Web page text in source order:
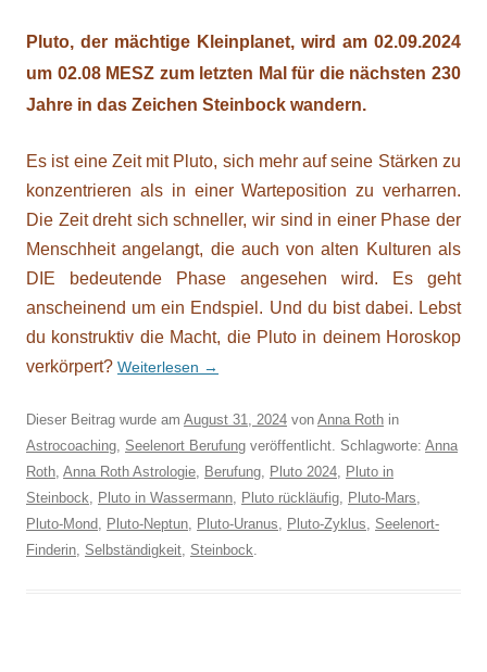
Pluto, der mächtige Kleinplanet, wird am 02.09.2024
um 02.08 MESZ zum letzten Mal für die nächsten 230
Jahre in das Zeichen Steinbock wandern.
Es ist eine Zeit mit Pluto, sich mehr auf seine Stärken zu
konzentrieren als in einer Warteposition zu verharren.
Die Zeit dreht sich schneller, wir sind in einer Phase der
Menschheit angelangt, die auch von alten Kulturen als
DIE bedeutende Phase angesehen wird. Es geht
anscheinend um ein Endspiel. Und du bist dabei. Lebst
du konstruktiv die Macht, die Pluto in deinem Horoskop
verkörpert? Weiterlesen →
Dieser Beitrag wurde am August 31, 2024 von Anna Roth in
Astrocoaching, Seelenort Berufung veröffentlicht. Schlagworte: Anna
Roth, Anna Roth Astrologie, Berufung, Pluto 2024, Pluto in
Steinbock, Pluto in Wassermann, Pluto rückläufig, Pluto-Mars,
Pluto-Mond, Pluto-Neptun, Pluto-Uranus, Pluto-Zyklus, Seelenort-
Finderin, Selbständigkeit, Steinbock.